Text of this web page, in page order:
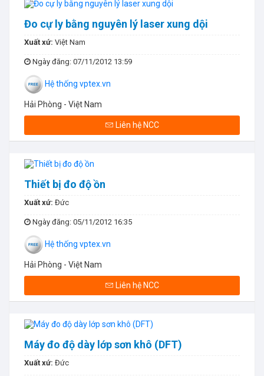
Đo cự ly bằng nguyên lý laser xung dội
Xuất xứ: Việt Nam
Ngày đăng: 07/11/2012 13:59
Hệ thống vptex.vn
Hải Phòng - Việt Nam
Liên hệ NCC
Thiết bị đo độ ồn
Xuất xứ: Đức
Ngày đăng: 05/11/2012 16:35
Hệ thống vptex.vn
Hải Phòng - Việt Nam
Liên hệ NCC
Máy đo độ dày lớp sơn khô (DFT)
Xuất xứ: Đức